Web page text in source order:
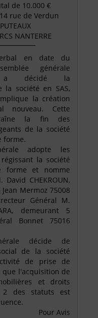
de 10.000 €
rue de Verdun
NANTERRE
en date du
générale
a décidé la
la société en SAS,
la création
nouveau. Cette
la fin des
de la société
forme.
adopte les
la société
forme et nomme
CHEKROUN,
Mermoz 75008
Général M.
demeurant 5
Bonnet 75016
décide de
de la société
de prise de
l'acquisition de
et droits
2 des statuts est
Pour Avis